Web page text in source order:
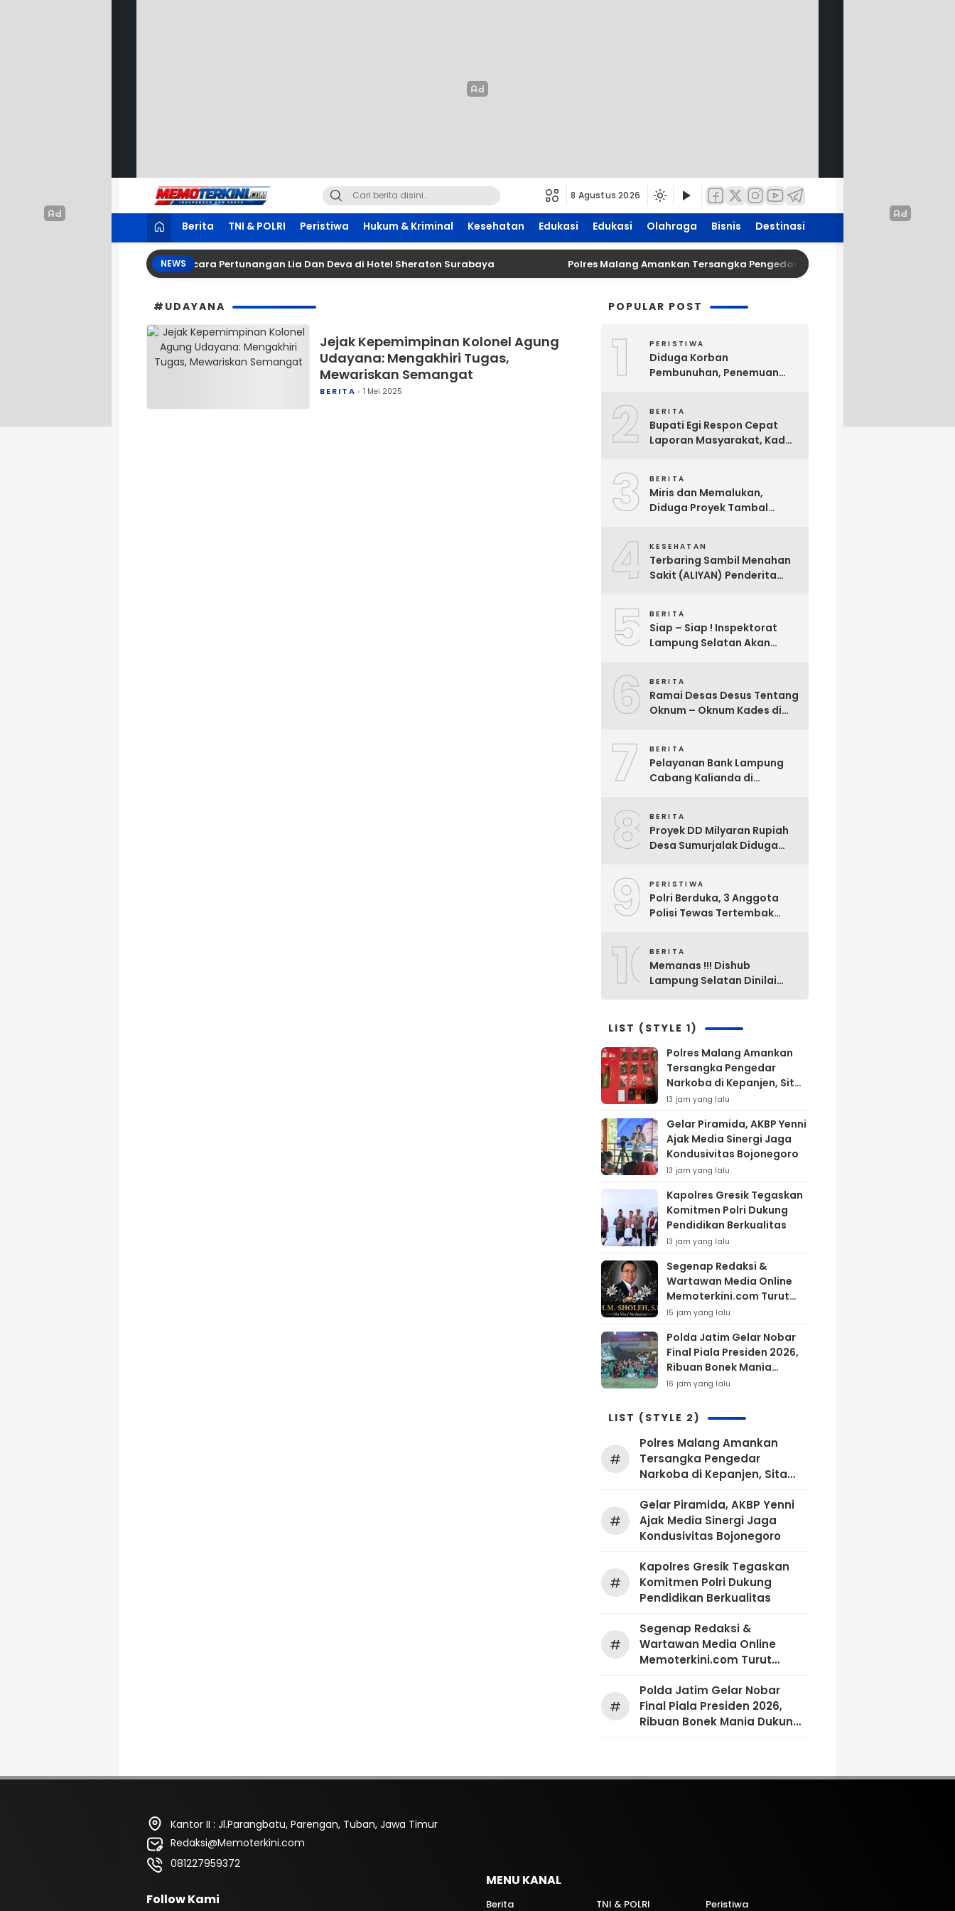
Memoterkini.com
Independen dan Fakta
8 Agustus 2026
Berita TNI & POLRI Peristiwa Hukum & Kriminal Kesehatan Edukasi Edukasi Olahraga Bisnis Destinasi
NEWS
Tetty Tambayung Menggelar Acara Pertunangan Lia Dan Deva di Hotel Sheraton Surabaya Polres Malang Amankan Tersangka Pengedar Narkoba di Kepanjen, Sita Sabu
#UDAYANA
Jejak Kepemimpinan Kolonel Agung
Udayana: Mengakhiri Tugas,
Mewariskan Semangat
BERITA 1 Mei 2025
POPULAR POST
1 PERISTIWA
Diduga Korban
Pembunuhan, Penemuan
Hebohkan Warga Bakauheni
2 BERITA
Bupati Egi Respon Cepat
Laporan Masyarakat, Kades
3 BERITA
Miris dan Memalukan,
Diduga Proyek Tambal
Selatan Dikerjakan Asal
Asalan !!
4 KESEHATAN
Terbaring Sambil Menahan
Sakit (ALIYAN) Penderita
5 BERITA
Siap – Siap ! Inspektorat
Lampung Selatan Akan
Ini
6 BERITA
Ramai Desas Desus Tentang
Oknum – Oknum Kades di
Pandangan Sekjen Palu
Lampung : Dinas PMD dan
Inspektorat Kurang Tegas
7 BERITA
Pelayanan Bank Lampung
Cabang Kalianda di
Pelayanan Bank Lampung
Buruk !!
8 BERITA
Proyek DD Milyaran Rupiah
Desa Sumurjalak Diduga
9 PERISTIWA
Polri Berduka, 3 Anggota
Polisi Tewas Tertembak
10BERITA
Memanas !!! Dishub
Lampung Selatan Dinilai
Lama Diganti Yang Baru
Jelas
LIST (STYLE 1)
Polres Malang Amankan
Tersangka Pengedar
Narkoba di Kepanjen, Sita
Sabu 96 Gram dan Ganja
131 Gram
13 jam yang lalu
Gelar Piramida, AKBP Yenni
Ajak Media Sinergi Jaga
Kondusivitas Bojonegoro
13 jam yang lalu
Kapolres Gresik Tegaskan
Komitmen Polri Dukung
Pendidikan Berkualitas
13 jam yang lalu
Segenap Redaksi &
Wartawan Media Online
Memoterkini.com Turut
Berdukacita Atas
Wafatnya H.M.Sholeh.S.H
15 jam yang lalu
Polda Jatim Gelar Nobar
Final Piala Presiden 2026,
Ribuan Bonek Mania
Dukung Persebaya dari
16 jam yang lalu
LIST (STYLE 2)
#
Polres Malang Amankan
Tersangka Pengedar
Narkoba di Kepanjen, Sita
Gram
#
Gelar Piramida, AKBP Yenni
Ajak Media Sinergi Jaga
Kondusivitas Bojonegoro
#
Kapolres Gresik Tegaskan
Komitmen Polri Dukung
Pendidikan Berkualitas
#
Segenap Redaksi &
Wartawan Media Online
Memoterkini.com Turut
H.M.Sholeh.S.H
#
Polda Jatim Gelar Nobar
Final Piala Presiden 2026,
Ribuan Bonek Mania Dukung
Kantor II : Jl.Parangbatu, Parengan, Tuban, Jawa Timur
Redaksi@Memoterkini.com
081227959372
Follow Kami
MENU KANAL
Berita TNI & POLRI Peristiwa